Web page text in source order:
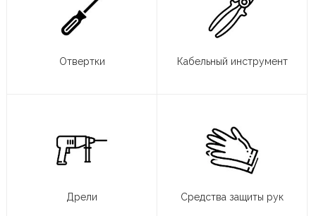
Отвертки Кабельный инструмент
Дрели Средства защиты рук